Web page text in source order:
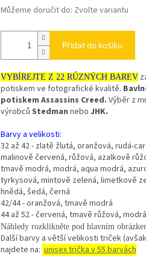
Můžeme doručit do: Zvolte variantu
Přidat do košíku
VYBÍREJTE Z 22 RŮZNÝCH BAREV
potiskem ve fotografické kvalitě.
potiskem Assassins Creed. Výběr z
výrobců Stedman nebo JHK.
Barvy a velikosti:
32 až 42 - zlatě žlutá, oranžová, rudá-
malinově červená, růžová, azalkově
tmavě modrá, modrá, aqua modrá,
tyrkysová, mintově zelená, limetkově
hnědá, šedá, černá
42/44 - oranžová, tmavě modrá
44 až 52 - červená, tmavě růžová,
Náhledy rozklikněte pod hlavním
Další barvy a větší velikosti triček
najdete na: unisex trička v 55 barvách